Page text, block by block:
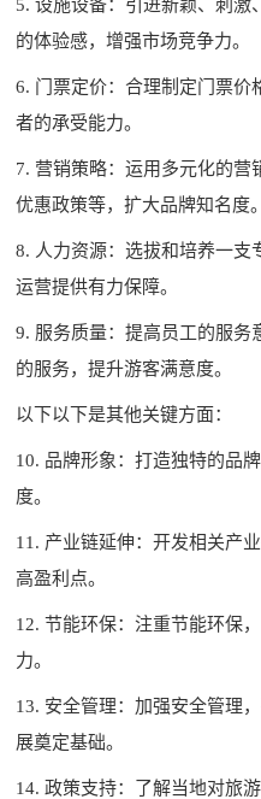
5. 设施设备：引进新颖、刺激
的体验感，增强市场竞争力。
6. 门票定价：合理制定门票价
者的承受能力。
7. 营销策略：运用多元化的营
优惠政策等，扩大品牌知名度。
8. 人力资源：选拔和培养一支
运营提供有力保障。
9. 服务质量：提高员工的服务
的服务，提升游客满意度。
以下以下是其他关键方面：
10. 品牌形象：打造独特的品
度。
11. 产业链延伸：开发相关产
高盈利点。
12. 节能环保：注重节能环保
力。
13. 安全管理：加强安全管理
展奠定基础。
14. 政策支持：了解当地对旅